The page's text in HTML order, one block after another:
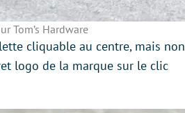
Tom’s Hardware
cliquable au centre, mais non
logo de la marque sur le clic